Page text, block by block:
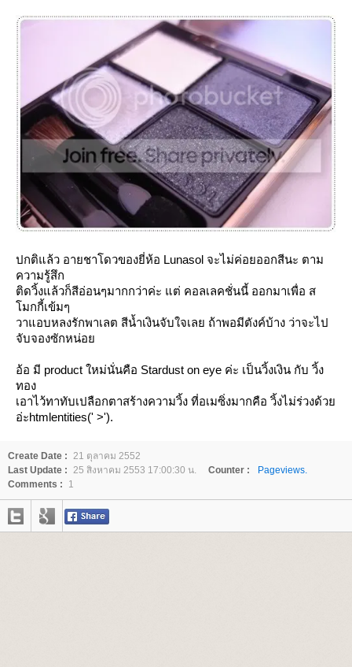
ปกติแล้ว อายชาโดวของยี่ห้อ Lunasol จะไม่ค่อยออกสีนะ ตาม
ความรู้สึก
ติดวิ้งแล้วก็สีอ่อนๆมากกว่าค่ะ แต่ คอลเลคชั่นนี้ ออกมาเพื่อ ส
มกกี้เข้มๆ
วาแอบหลงรักพาเลต สีน้ำเงินจับใจเลย ถ้าพอมีตังค์บ้าง ว่าจะไป
จับจองซักหน่อ
อ้อ มี product ใหม่นั่นคือ Stardust on eye ค่ะ เป็นวิ้งเงิน กับ วิ้ง
ทอง
เอาไว้ทาทับเปลือกตาสร้างความวิ้ง ที่อเมซิ่งมากคือ วิ้งไม่ร่วงด้ว
อ่ะhtmlentities(' >').
Create Date : 21 ตุลาคม 2552
Last Update : 25 สิงหาคม 2553 17:00:30 น. Counter :
Pageviews.
Comments :
1